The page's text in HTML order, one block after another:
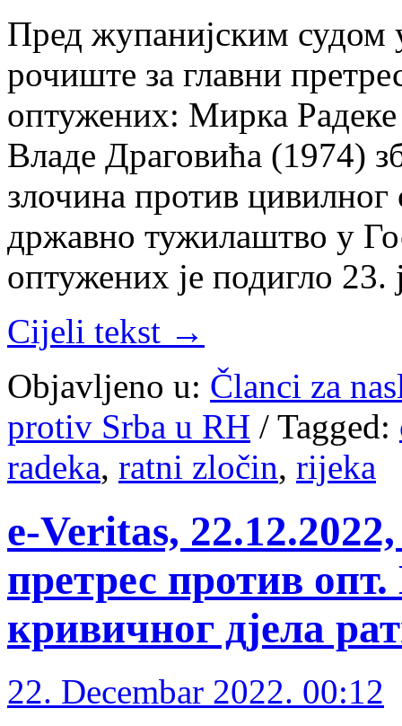
Пред жупанијским судом
рочиште за главни
оптужених: Мирка
Владе Драговића (1974)
злочина против
државно тужилаштво у
оптужених је подигло
Cijeli tekst →
Objavljeno u: Članci za
protiv Srba u RH / Tagged:
radeka, ratni zločin, rijeka
е-Veritas,
претрес против
кривичног дјела
22. Decembar 2022. 00:12